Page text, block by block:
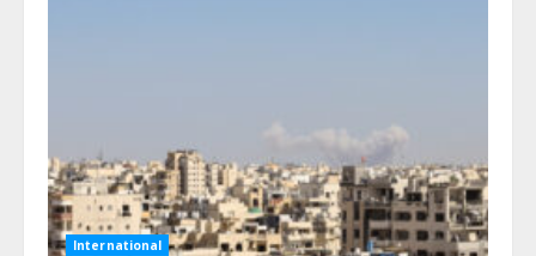
International